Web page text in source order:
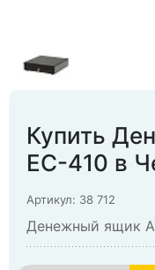
Купить
EC-410 в
Артикул: 38 712
Денежный ящик